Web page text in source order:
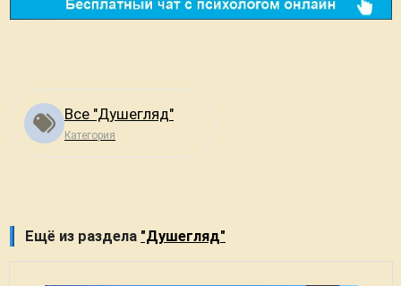
Все "Душегляд"
Категория
Ещё из раздела "Душегляд"